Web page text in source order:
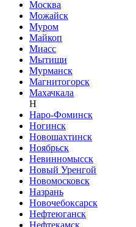
Москва
Можайск
Муром
Майкоп
Миасс
Мытищи
Мурманск
Магнитогорск
Махачкала
Н
Наро-Фоминск
Ногинск
Новошахтинск
Ноябрьск
Невинномысск
Новый Уренгой
Новомосковск
Назрань
Новочебоксарск
Нефтеюганск
Нефтекамск